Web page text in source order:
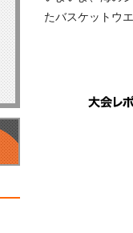
たバスケットウ